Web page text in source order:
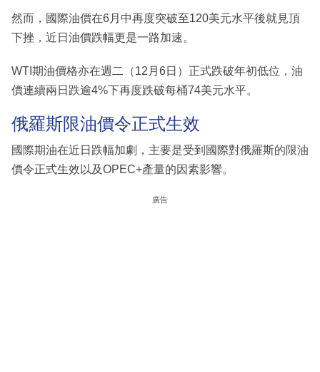
然而，國際油價在6月中再度突破至120美元水平後就見頂
下挫，近日油價跌幅更是一路加速。
WTI期油價格亦在週二（12月6日）正式跌破年初低位，油
價連續兩日跌逾4%下再度跌破每桶74美元水平。
俄羅斯限油價令正式生效
國際期油在近日跌幅加劇，主要是受到國際對俄羅斯的限油
價令正式生效以及OPEC+產量的因素影響。
廣告